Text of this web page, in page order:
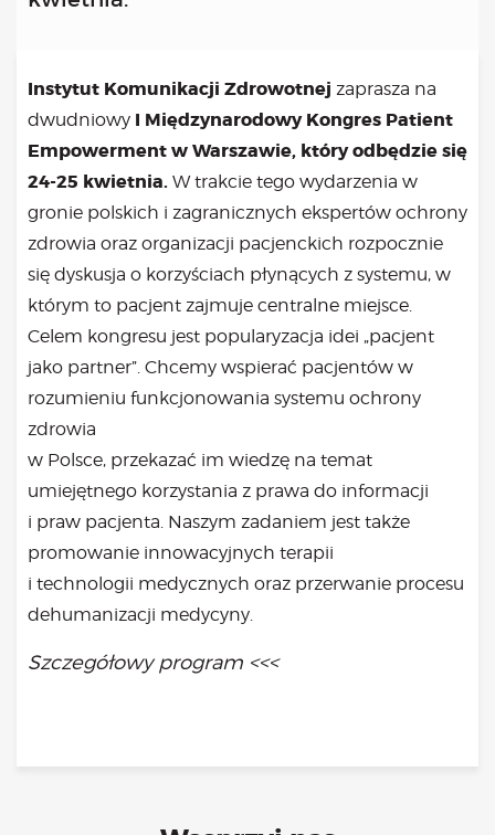
Instytut Komunikacji Zdrowotnej zaprasza na
dwudniowy I Międzynarodowy Kongres Patient
Empowerment w Warszawie, który odbędzie się
24-25 kwietnia. W trakcie tego wydarzenia w
gronie polskich i zagranicznych ekspertów ochrony
zdrowia oraz organizacji pacjenckich rozpocznie
się dyskusja o korzyściach płynących z systemu, w
którym to pacjent zajmuje centralne miejsce.
Celem kongresu jest popularyzacja idei „pacjent
jako partner”. Chcemy wspierać pacjentów w
rozumieniu funkcjonowania systemu ochrony
zdrowia
w Polsce, przekazać im wiedzę na temat
umiejętnego korzystania z prawa do informacji
i praw pacjenta. Naszym zadaniem jest także
promowanie innowacyjnych terapii
i technologii medycznych oraz przerwanie procesu
dehumanizacji medycyny.
Szczegółowy program <<<
Bezpłatne konsultacje psychologiczne online marzec –
kwiecień – maj
Grupa praktyka oddechowa
Grupa wsparcia fundacji BądźMy
Jestem i Będę
Kurs mindfulness online
Bądź od Małego
Bądź w Kazimierzu
Cykle edukacyjne (warsztaty i LIVE’y)
Infolinia
Sensowne ścieżki zdrowia
Zmieniamy niezdrowe na zdrowe
Cykl edukacyjny Powiat Piaseczeński
Storytel
Bądź na bieżąco
aktualności
Będzie
Było
Porady
Lektury